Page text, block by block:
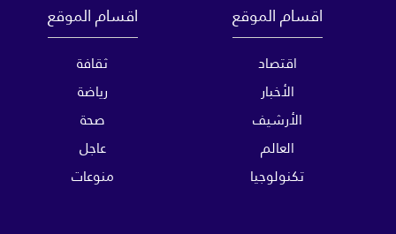
اقسام الموقع
اقتصاد
الأخبار
الأرشيف
العالم
تكنولوجيا
اقسام الموقع
ثقافة
رياضة
صحة
عاجل
منوعات